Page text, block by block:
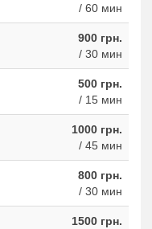
/ 60 мин
900 грн.
/ 30 мин
500 грн.
/ 15 мин
1000 грн.
/ 45 мин
800 грн.
/ 30 мин
1500 грн.